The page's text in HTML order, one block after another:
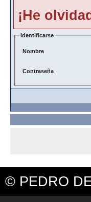
¡He
Identificarse
Nombre
Contraseña
© PEDRO